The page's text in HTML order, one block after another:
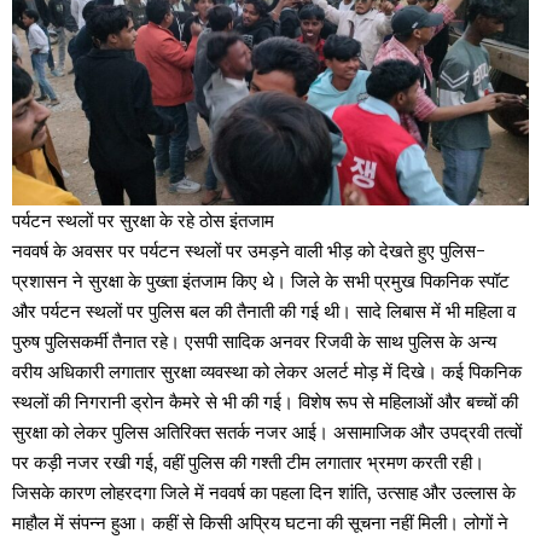
पर्यटन स्थलों पर सुरक्षा के रहे ठोस इंतजाम
नववर्ष के अवसर पर पर्यटन स्थलों पर उमड़ने वाली भीड़ को देखते हुए पुलिस-
प्रशासन ने सुरक्षा के पुख्ता इंतजाम किए थे। जिले के सभी प्रमुख पिकनिक स्पॉट
और पर्यटन स्थलों पर पुलिस बल की तैनाती की गई थी। सादे लिबास में भी महिला व
पुरुष पुलिसकर्मी तैनात रहे। एसपी सादिक अनवर रिजवी के साथ पुलिस के अन्य
वरीय अधिकारी लगातार सुरक्षा व्यवस्था को लेकर अलर्ट मोड़ में दिखे। कई पिकनिक
स्थलों की निगरानी ड्रोन कैमरे से भी की गई। विशेष रूप से महिलाओं और बच्चों की
सुरक्षा को लेकर पुलिस अतिरिक्त सतर्क नजर आई। असामाजिक और उपद्रवी तत्वों
पर कड़ी नजर रखी गई, वहीं पुलिस की गश्ती टीम लगातार भ्रमण करती रही।
जिसके कारण लोहरदगा जिले में नववर्ष का पहला दिन शांति, उत्साह और उल्लास के
माहौल में संपन्न हुआ। कहीं से किसी अप्रिय घटना की सूचना नहीं मिली। लोगों ने